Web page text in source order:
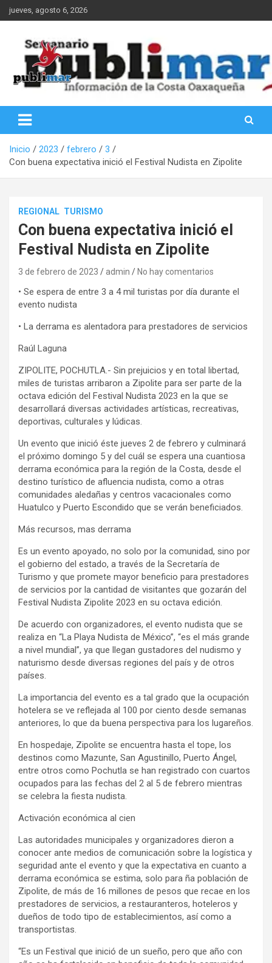
Saltar
al
jueves, agosto 6, 2026
PubliMar
Inicio 2023 febrero
3
Con buena expectativa inició el Festival Nudista en Zipolite
REGIONAL TURISMO
Con buena expectativa inició el
Festival Nudista en Zipolite
3 de febrero de 2023 admin No hay comentarios
• Se espera de entre 3 a 4 mil turistas por día durante el
evento nudista
• La derrama es alentadora para prestadores de servicios
Raúl Laguna
ZIPOLITE, POCHUTLA.- Sin prejuicios y en total libertad,
miles de turistas arribaron a Zipolite para ser parte de la
octava edición del Festival Nudista 2023 en la que se
desarrollará diversas actividades artísticas, recreativas,
deportivas, culturales y lúdicas.
Un evento que inició éste jueves 2 de febrero y culminará
el próximo domingo 5 y del cuál se espera una cuantiosa
derrama económica para la región de la Costa, desde el
destino turístico de afluencia nudista, como a otras
comunidades aledañas y centros vacacionales como
Huatulco y Puerto Escondido que se verán beneficiados.
Más recursos, mas derrama
Es un evento apoyado, no solo por la comunidad, sino por
el gobierno del estado, a través de la Secretaría de
Turismo y que promete mayor beneficio para prestadores
de servicios por la cantidad de visitantes que gozarán del
Festival Nudista Zipolite 2023 en su octava edición.
De acuerdo con organizadores, el evento nudista que se
realiza en “La Playa Nudista de México”, “es el más grande
a nivel mundial”, ya que llegan gustadores del nudismo y
naturismo desde diversas regiones del país y de otros
países.
La importancia del evento es a tal grado que la ocupación
hotelera se ve reflejada al 100 por ciento desde semanas
anteriores, lo que da buena perspectiva para los lugareños.
En hospedaje, Zipolite se encuentra hasta el tope, los
destinos como Mazunte, San Agustinillo, Puerto Ángel,
entre otros como Pochutla se han registrado con cuartos
ocupados para las fechas del 2 al 5 de febrero mientras
se celebra la fiesta nudista.
Activación económica al cien
Las autoridades municipales y organizadores dieron a
conocer ante medios de comunicación sobre la logística y
seguridad ante el evento y que la expectativa en cuanto a
derrama económica se estima, solo para ña población de
Zipolite, de más de 16 millones de pesos que recae en los
prestadores de servicios, a restauranteros, hoteleros y
dueños de todo tipo de establecimientos, así como a
transportistas.
“Es un Festival que inició de un sueño, pero que año con